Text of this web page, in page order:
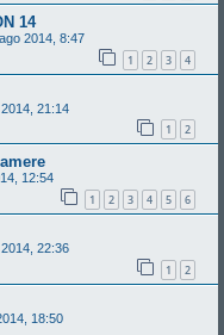
14
2014, 8:47
1 2 3 4
21:14
1 2
12:54
1 2 3 4 5 6
22:36
1 2
18:50